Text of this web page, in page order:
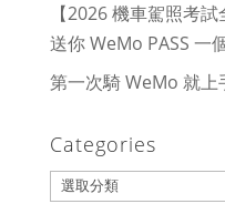
【2026 機車駕照考
送你 WeMo PASS 一
第一次騎 WeMo 就
Categories
Categories